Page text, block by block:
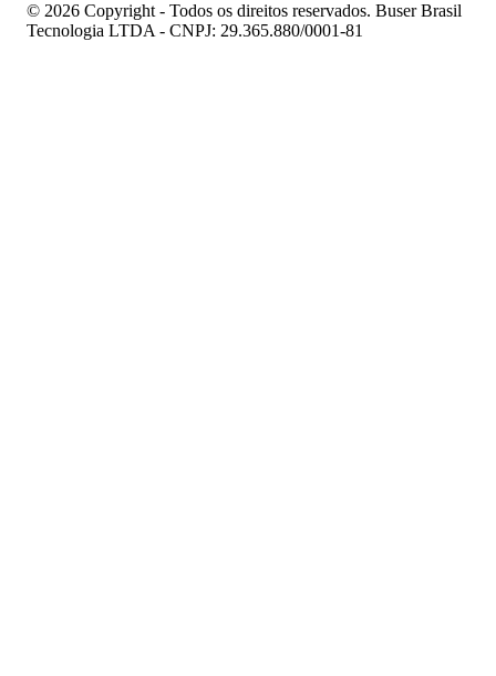
© 2026 Copyright - Todos os direitos reservados. Buser Brasil
Tecnologia LTDA - CNPJ: 29.365.880/0001-81